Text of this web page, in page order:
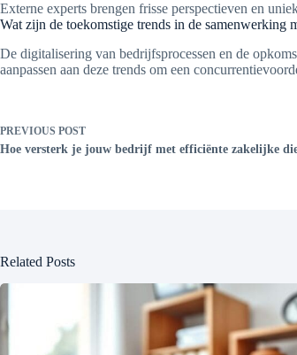
Externe experts brengen frisse perspectieven en
Wat zijn de toekomstige trends in de samenwerking
De digitalisering van bedrijfsprocessen en de
aanpassen aan deze trends om een
PREVIOUS POST
Hoe versterk je jouw bedrijf met efficiënte zakelijke
Related Posts